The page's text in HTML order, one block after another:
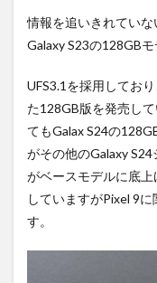
情報を追いきれていな
Galaxy S23の128GBモ
UFS3.1を採用してお
た128GB版を発売し
てもGalax S24の
がその他のGalaxy
がベースモデルに底
していますがPixel 9
す。